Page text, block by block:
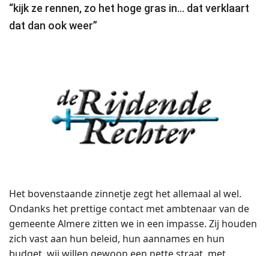
“kijk ze rennen, zo het hoge gras in… dat verklaart
dat dan ook weer”
Het bovenstaande zinnetje zegt het allemaal al wel.
Ondanks het prettige contact met ambtenaar van de
gemeente Almere zitten we in een impasse. Zij houden
zich vast aan hun beleid, hun aannames en hun